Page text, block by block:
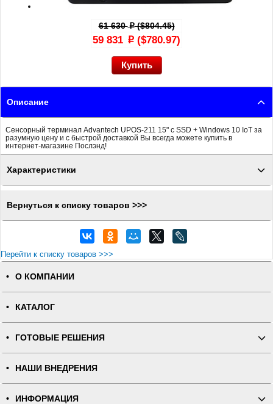
61 630p($804.45)
59 831 p ($780.97)
Описание
Сенсорный терминал Advantech UPOS-211 15" с SSD + Windows 10 IoT за
разумную цену и с быстрой доставкой Вы всегда можете купить в
интернет-магазине Послэнд!
Характеристики
Вернуться к списку товаров >>>
Перейти к списку товаров >>>
О КОМПАНИИ
КАТАЛОГ
ГОТОВЫЕ РЕШЕНИЯ
НАШИ ВНЕДРЕНИЯ
ИНФОРМАЦИЯ